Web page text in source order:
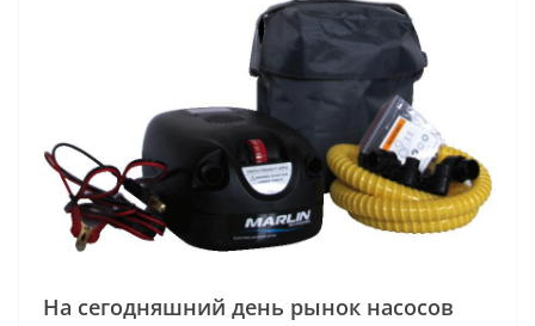
На сегодняшний день рынок насосов